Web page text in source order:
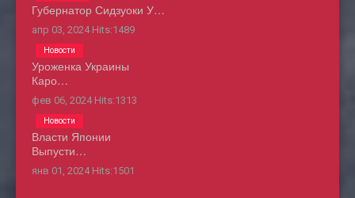
Губернатор Сидзуоки У…
апр 03, 2024 Hits:1489
Уроженка Украины
Каро…
фев 06, 2024 Hits:1313
Новости
Власти Японии
Выпусти…
янв 01, 2024 Hits:1501
Новости